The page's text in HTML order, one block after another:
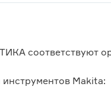
соответствуют
Makita: